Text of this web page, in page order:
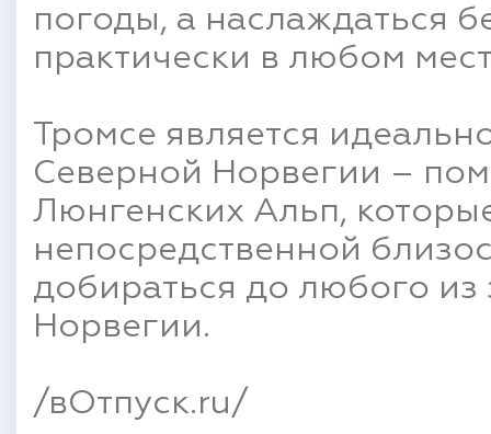
погоды, а наслаждаться
практически в любом
Тромсе является
Северной Норвегии –
Люнгенских Альп,
непосредственной
добираться до любого
Норвегии.
/вОтпуск.ru/